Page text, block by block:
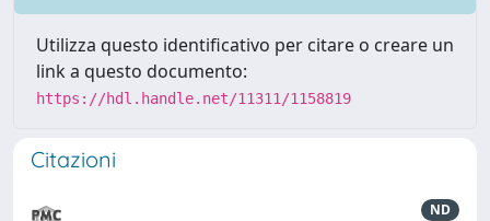
Utilizza questo identificativo per citare o creare un
link a questo documento:
https://hdl.handle.net/11311/1158819
Citazioni
ND